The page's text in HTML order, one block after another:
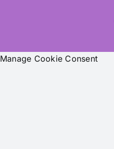
Manage Cookie Consent